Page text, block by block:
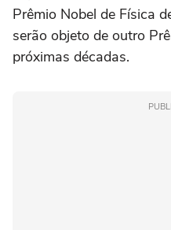
Prêmio Nobel de Física
serão objeto de outro
próximas décadas.